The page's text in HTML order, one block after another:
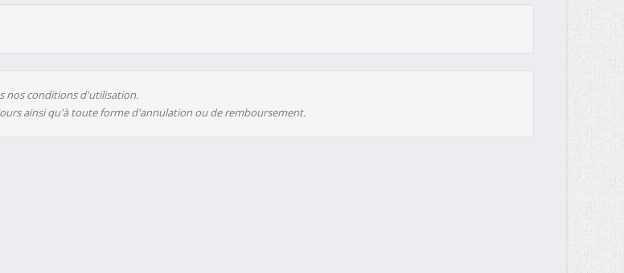
nos conditions d'utilisation.
ainsi qu'à toute forme d'annulation ou de remboursement.